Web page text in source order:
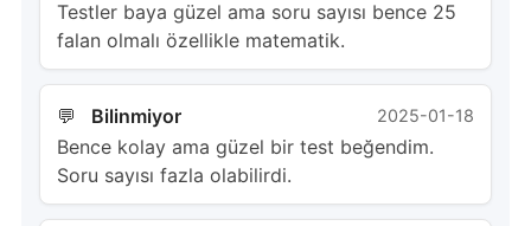
Testler baya güzel ama soru sayısı bence 25
falan olmalı özellikle matematik.
Bilinmiyor 2025-01-18
Bence kolay ama güzel bir test beğendim.
Soru sayısı fazla olabilirdi.